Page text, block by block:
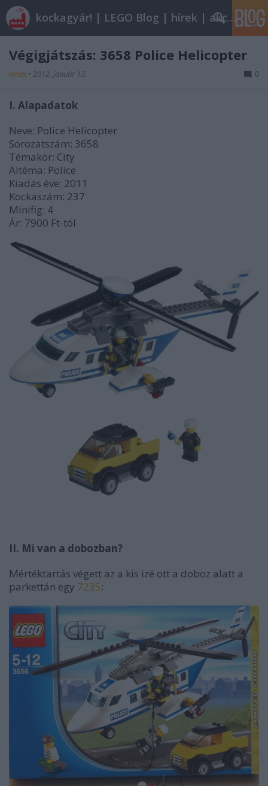
kockagyár! | LEGO Blog | hírek | akciók |
Végigjátszás: 3658 Police Helicopter
ainex • 2012. január 13. 0
I. Alapadatok
Neve: Police Helicopter
Sorozatszám: 3658
Témakör: City
Altéma: Police
Kiadás éve: 2011
Kockaszám: 237
Minifig: 4
Ár: 7900 Ft-tól
II. Mi van a dobozban?
Mértéktartás végett az a kis izé ott a doboz alatt a
parkettán egy 7235: